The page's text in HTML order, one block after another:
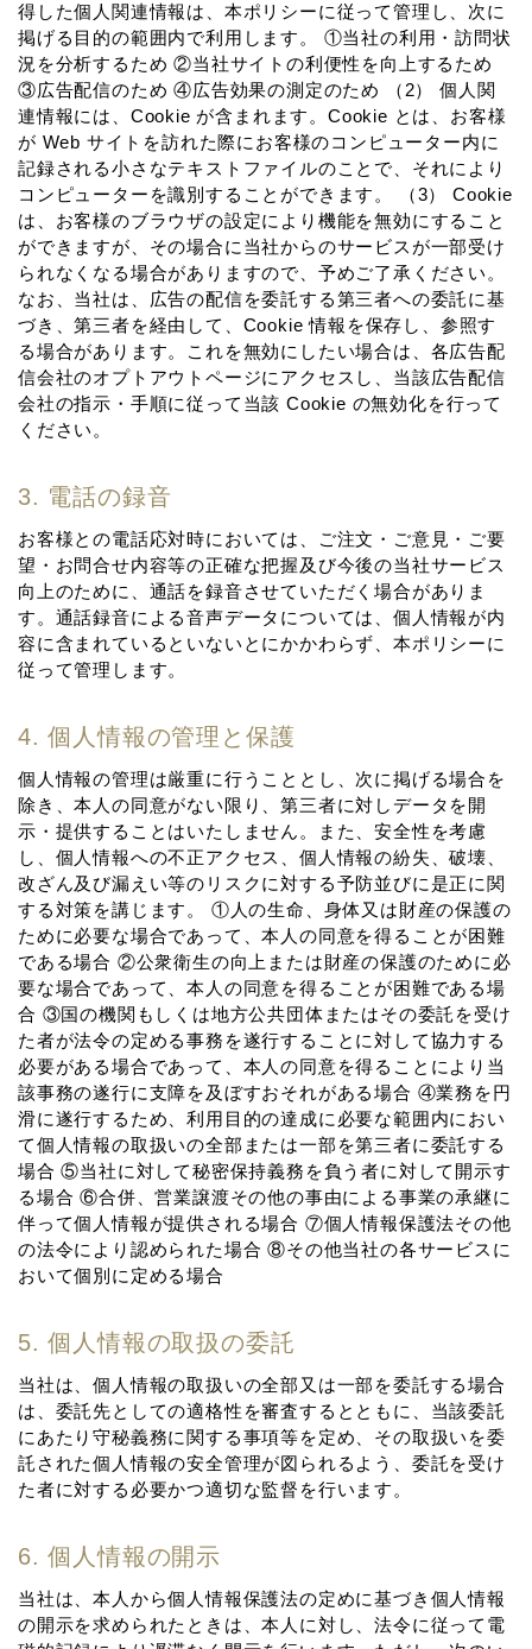
得した個⼈関連情報は、本ポリシーに従って管理し、次に
掲げる⽬的の範囲内で利⽤します。 ①当社の利⽤・訪問状
況を分析するため ②当社サイトの利便性を向上するため
③広告配信のため ④広告効果の測定のため （2） 個⼈関
連情報には、Cookie が含まれます。Cookie とは、お客様
が Web サイトを訪れた際にお客様のコンピューター内に
記録される⼩さなテキストファイルのことで、それにより
コンピューターを識別することができます。 （3） Cookie
は、お客様のブラウザの設定により機能を無効にすること
ができますが、その場合に当社からのサービスが⼀部受け
られなくなる場合がありますので、予めご了承ください。
なお、当社は、広告の配信を委託する第三者への委託に基
づき、第三者を経由して、Cookie 情報を保存し、参照す
る場合があります。これを無効にしたい場合は、各広告配
信会社のオプトアウトページにアクセスし、当該広告配信
会社の指⽰・⼿順に従って当該 Cookie の無効化を⾏って
ください。
3. 電話の録⾳
お客様との電話応対時においては、ご注⽂・ご意⾒・ご要
望・お問合せ内容等の正確な把握及び今後の当社サービス
向上のために、通話を録⾳させていただく場合がありま
す。通話録⾳による⾳声データについては、個⼈情報が内
容に含まれているといないとにかかわらず、本ポリシーに
従って管理します。
4. 個⼈情報の管理と保護
個⼈情報の管理は厳重に⾏うこととし、次に掲げる場合を
除き、本⼈の同意がない限り、第三者に対しデータを開
⽰・提供することはいたしません。また、安全性を考慮
し、個⼈情報への不正アクセス、個⼈情報の紛失、破壊、
改ざん及び漏えい等のリスクに対する予防並びに是正に関
する対策を講じます。 ①⼈の⽣命、⾝体⼜は財産の保護の
ために必要な場合であって、本⼈の同意を得ることが困難
である場合 ②公衆衛⽣の向上または財産の保護のために必
要な場合であって、本⼈の同意を得ることが困難である場
合 ③国の機関もしくは地⽅公共団体またはその委託を受け
た者が法令の定める事務を遂⾏することに対して協⼒する
必要がある場合であって、本⼈の同意を得ることにより当
該事務の遂⾏に⽀障を及ぼすおそれがある場合 ④業務を円
滑に遂⾏するため、利⽤⽬的の達成に必要な範囲内におい
て個⼈情報の取扱いの全部または⼀部を第三者に委託する
場合 ⑤当社に対して秘密保持義務を負う者に対して開⽰す
る場合 ⑥合併、営業譲渡その他の事由による事業の承継に
伴って個⼈情報が提供される場合 ⑦個⼈情報保護法その他
の法令により認められた場合 ⑧その他当社の各サービスに
おいて個別に定める場合
5. 個⼈情報の取扱の委託
当社は、個⼈情報の取扱いの全部⼜は⼀部を委託する場合
は、委託先としての適格性を審査するとともに、当該委託
にあたり守秘義務に関する事項等を定め、その取扱いを委
託された個⼈情報の安全管理が図られるよう、委託を受け
た者に対する必要かつ適切な監督を⾏います。
6. 個⼈情報の開⽰
当社は、本⼈から個⼈情報保護法の定めに基づき個⼈情報
の開⽰を求められたときは、本⼈に対し、法令に従って電